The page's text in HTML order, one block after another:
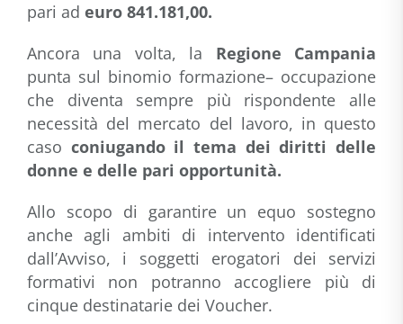
pari ad euro 841.181,00.
Ancora una volta, la Regione Campania
punta sul binomio formazione– occupazione
che diventa sempre più rispondente alle
necessità del mercato del lavoro, in questo
caso coniugando il tema dei diritti delle
donne e delle pari opportunità.
Allo scopo di garantire un equo sostegno
anche agli ambiti di intervento identificati
dall’Avviso, i soggetti erogatori dei servizi
formativi non potranno accogliere più di
cinque destinatarie dei Voucher.